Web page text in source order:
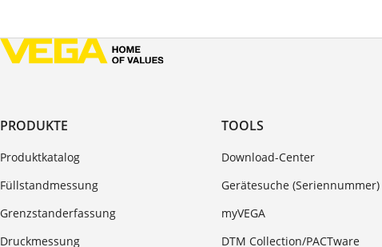
PRODUKTE
Produktkatalog
Füllstandmessung
Grenzstanderfassung
Druckmessung
TOOLS
Download-Center
Gerätesuche (Seriennummer)
myVEGA
DTM Collection/PACTware